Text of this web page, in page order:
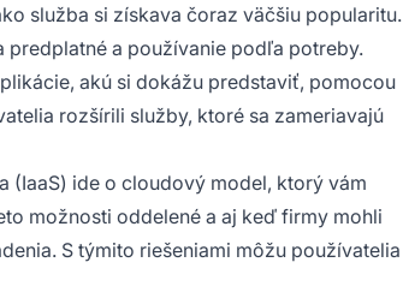
služba si získava čoraz väčšiu popularitu.
predplatné a používanie podľa potreby.
akú si dokážu predstaviť, pomocou
rozšírili služby, ktoré sa zameriavajú
(IaaS) ide o cloudový model, ktorý vám
možnosti oddelené a aj keď firmy mohli
S týmito riešeniami môžu používatelia